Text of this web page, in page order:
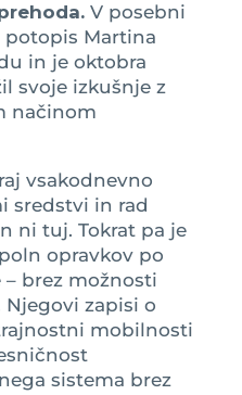
V posebni
potopis Martina
in je oktobra
svoje izkušnje z
načinom
vsakodnevno
sredstvi in rad
ni tuj. Tokrat pa je
opravkov po
brez možnosti
zapisi o
mobilnosti
sistema brez